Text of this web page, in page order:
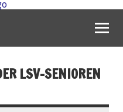
LSV-SENIOREN